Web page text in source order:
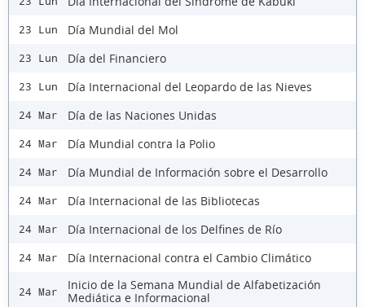
23 Lun Día Mundial del Mol
23 Lun Día del Financiero
23 Lun Día Internacional del Leopardo de las Nieves
24 Mar Día de las Naciones Unidas
24 Mar Día Mundial contra la Polio
24 Mar Día Mundial de Información sobre el Desarrollo
24 Mar Día Internacional de las Bibliotecas
24 Mar Día Internacional de los Delfines de Río
24 Mar Día Internacional contra el Cambio Climático
24 Mar
Inicio de la Semana Mundial de Alfabetización
Mediática e Informacional